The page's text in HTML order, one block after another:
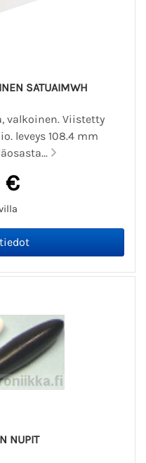
SATUAIMWH
valkoinen. Viistetty
leveys 108.4 mm
€
NUPIT